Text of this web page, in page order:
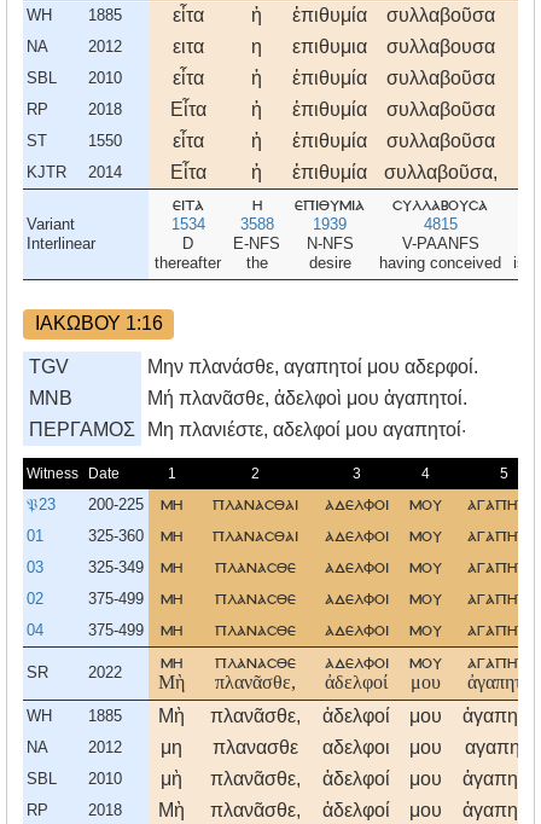
WH 1885 εἶτα ἡ ἐπιθυμία συλλαβοῦσα
NA 2012 ειτα η επιθυμια συλλαβουσα
SBL 2010 εἶτα ἡ ἐπιθυμία συλλαβοῦσα
RP 2018 Εἶτα ἡ ἐπιθυμία συλλαβοῦσα
ST 1550 εἶτα ἡ ἐπιθυμία συλλαβοῦσα
KJTR 2014 Εἶτα ἡ ἐπιθυμία συλλαβοῦσα,
Variant
Interlinear
ειτα
1534
D
thereafter
η
3588
E-NFS
the
επιθυμια
1939
N-NFS
desire
συλλαβουσα
4815
V-PAANFS
having conceived
is
ΙΑΚΩΒΟΥ 1:16
TGV
Μην πλανάσθε, αγαπητοί μου αδερφοί.
MNB
Μή πλανᾶσθε, ἀδελφοὶ μου ἀγαπητοί.
ΠΕΡΓΑΜΟΣ
Mη πλανιέστε, αδελφοί μου αγαπητοί·
Witness Date 1 2 3 4 5
𝔓23 200-225 μη πλανασθαι αδελφοι μου αγαπητοι
01 325-360 μη πλανασθαι αδελφοι μου αγαπητοι
03 325-349 μη πλανασθε αδελφοι μου αγαπητοι
02 375-499 μη πλανασθε αδελφοι μου αγαπητοι
04 375-499 μη πλανασθε αδελφοι μου αγαπητοι
SR 2022
μη
Μὴ
πλανασθε
πλανᾶσθε,
αδελφοι
ἀδελφοί
μου
μου
αγαπητοι
ἀγαπητοί.
WH 1885 Μὴ πλανᾶσθε, ἀδελφοί μου
NA 2012 μη πλανασθε αδελφοι μου
SBL 2010 μὴ πλανᾶσθε, ἀδελφοί μου
RP 2018 Μὴ πλανᾶσθε, ἀδελφοί μου